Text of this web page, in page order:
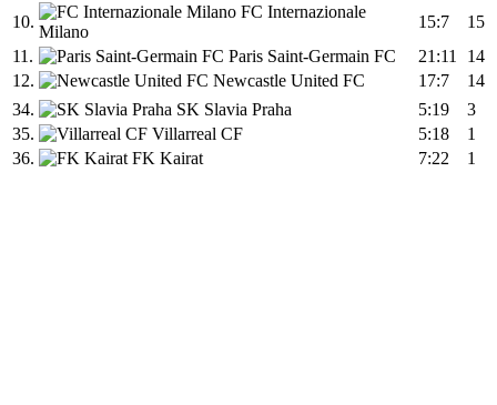
10.
FC Internazionale
Milano
15:7
15
11.
Paris Saint-Germain FC 21:11
14
12.
Newcastle United FC 17:7
14
34.
SK Slavia Praha 5:19
3
35.
Villarreal CF 5:18
1
36.
FK Kairat 7:22 1